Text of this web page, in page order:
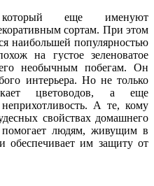
еще именуют
сортам. При этом
наибольшей популярностью
на густое зеленоватое
необычным побегам. Он
интерьера. Но не только
цветоводов, а еще
А те, кому
свойствах домашнего
помогает людям, живущим в
обеспечивает им защиту от